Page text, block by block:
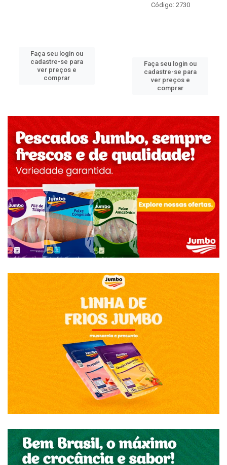
Faça seu login ou
cadastre-se para
ver preços e
comprar
Código: 2730
Faça seu login ou
cadastre-se para
ver preços e
comprar